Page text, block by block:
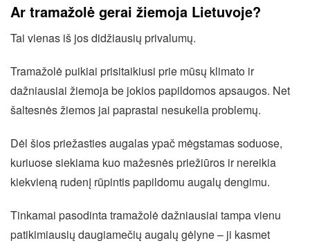
Ar tramažolė gerai žiemoja Lietuvoje?
Tai vienas iš jos didžiausių privalumų.
Tramažolė puikiai prisitaikiusi prie mūsų klimato ir
dažniausiai žiemoja be jokios papildomos apsaugos. Net
šaltesnės žiemos jai paprastai nesukelia problemų.
Dėl šios priežasties augalas ypač mėgstamas soduose,
kuriuose siekiama kuo mažesnės priežiūros ir nereikia
kiekvieną rudenį rūpintis papildomu augalų dengimu.
Tinkamai pasodinta tramažolė dažniausiai tampa vienu
patikimiausių daugiamečių augalų gėlyne – ji kasmet